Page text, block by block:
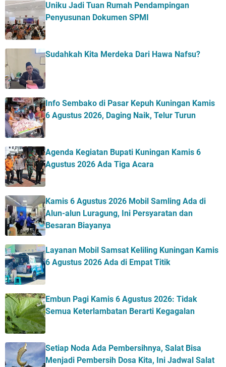
Uniku Jadi Tuan Rumah Pendampingan
Penyusunan Dokumen SPMI
Sudahkah Kita Merdeka Dari Hawa Nafsu?
Info Sembako di Pasar Kepuh Kuningan Kamis
6 Agustus 2026, Daging Naik, Telur Turun
Agenda Kegiatan Bupati Kuningan Kamis 6
Agustus 2026 Ada Tiga Acara
Kamis 6 Agustus 2026 Mobil Samling Ada di
Alun-alun Luragung, Ini Persyaratan dan
Besaran Biayanya
Layanan Mobil Samsat Keliling Kuningan Kamis
6 Agustus 2026 Ada di Empat Titik
Embun Pagi Kamis 6 Agustus 2026: Tidak
Semua Keterlambatan Berarti Kegagalan
Setiap Noda Ada Pembersihnya, Salat Bisa
Menjadi Pembersih Dosa Kita, Ini Jadwal Salat